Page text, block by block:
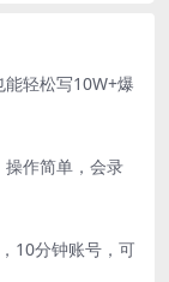
轻松写10W+爆
作简单，会录
10分钟账号，可